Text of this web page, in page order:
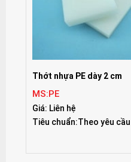
Thớt nhựa PE dày 2 cm
MS:PE
Giá: Liên hệ
Tiêu chuẩn:Theo yêu cầu